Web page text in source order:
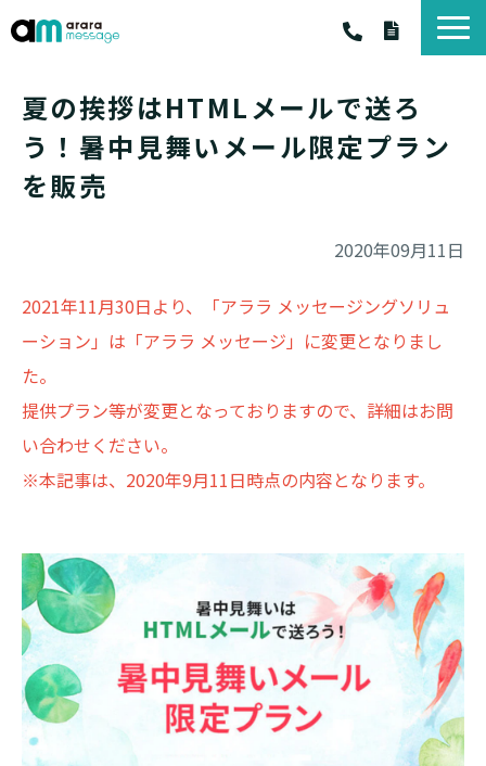
アララ メッセ－ジ サービス一覧
料金・プラン
資料一覧
夏の挨拶はHTMLメールで送ろ
う！暑中見舞いメール限定プラン
を販売
2020年09月11日
2021年11月30日より、「アララ メッセージングソリュ
ーション」は「アララ メッセージ」に変更となりまし
た。
提供プラン等が変更となっておりますので、詳細はお問
い合わせください。
※本記事は、2020年9月11日時点の内容となります。